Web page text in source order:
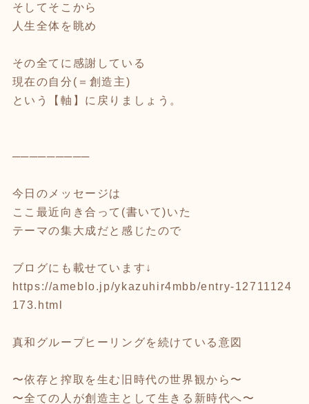
そしてそこから
人生全体を眺め
その全てに感謝している
現在の自分(＝創造主)
という【軸】に戻りましょう。
─────────
今日のメッセージは
ここ最近向き合って(書いて)いた
テーマの集大成だと感じたので
ブログにも載せています↓
https://ameblo.jp/ykazuhir4mbb/entry-12711124
173.html
真和グループヒーリングを続けている意図
〜依存と搾取を生む旧時代の世界観から〜
〜全ての人が創造主として生きる新時代へ〜